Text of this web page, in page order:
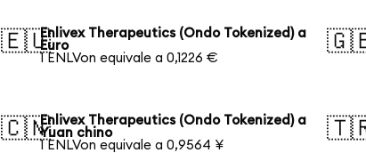
🇪🇺Enlivex Therapeutics (Ondo Tokenized) a
Euro
1 ENLVon equivale a 0,1226 €
🇨🇳Enlivex Therapeutics (Ondo Tokenized) a
Yuan chino
1 ENLVon equivale a 0,9564 ¥